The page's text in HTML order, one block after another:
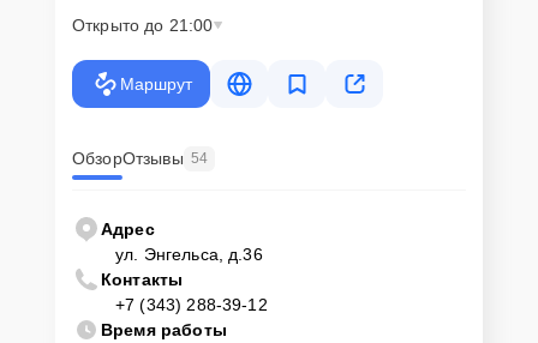
Открыто до 21:00
Маршрут
ОбзорОтзывы 54
Адрес
ул. Энгельса, д.36
Контакты
+7 (343) 288-39-12
Время работы